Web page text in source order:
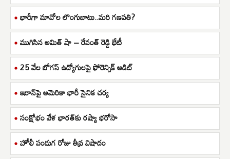
భారీగా మావోల లొంగుబాటు..మరి గణపతి?
ముగిసిన అమిత్ షా – రేవంత్ రెడ్డి భేటీ
25 వేల బోగస్ ఉద్యోగులపై ఫోరెన్సిక్ ఆడిట్
ఇరాన్‌పై అమెరికా భారీ సైనిక చర్య
సంక్షోభం వేళ భారత్‌కు రష్యా భరోసా
హోలీ పండుగ రోజు తీవ్ర విషాదం